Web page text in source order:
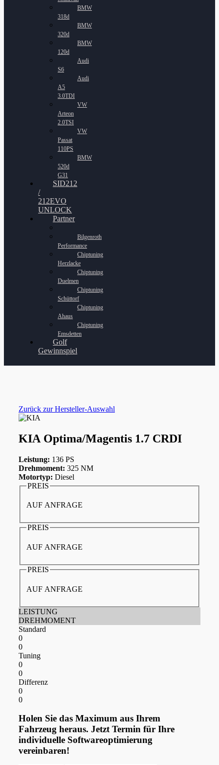
BMW
318d
BMW
320d
BMW
120d
Audi
S6
Audi
A5
3.0TDI
VW
Arteon
2.0TSI
VW
Passat
110PS
BMW
520d
G31
SID212
/
212EVO
UNLOCK
Partner
Bilgenroth
Performance
Chiptuning
Herzlacke
Chiptuning
Duelmen
Chiptuning
Schüttorf
Chiptuning
Ahaus
Chiptuning
Emsdetten
Golf
Gewinnspiel
Zurück zur Hersteller-Auswahl
KIA Optima/Magentis 1.7 CRDI
Leistung: 136 PS
Drehmoment: 325 NM
Motortyp: Diesel
PREIS
AUF ANFRAGE
PREIS
AUF ANFRAGE
PREIS
AUF ANFRAGE
LEISTUNG
DREHMOMENT
Standard
0
0
Tuning
0
0
Differenz
0
0
Holen Sie das Maximum aus Ihrem
Fahrzeug heraus. Jetzt Termin für Ihre
individuelle Softwareoptimierung
vereinbaren!